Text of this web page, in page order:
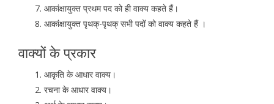
आकांक्षायुक्त प्रथम पद को ही वाक्य कहते हैं।
आकांक्षायुक्त पृथक्-पृथक् सभी पदों को वाक्य कहते हैं ।
वाक्यों के प्रकार
आकृति के आधार वाक्य।
रचना के आधार वाक्य।